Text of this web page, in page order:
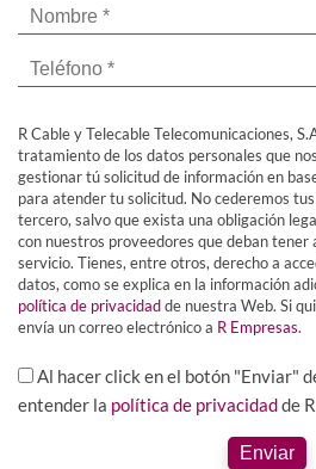
R Cable y Telecable Telecomunicaciones,
tratamiento de los datos personales que
gestionar tú solicitud de información en
para atender tu solicitud. No cederemos
tercero, salvo que exista una obligación
con nuestros proveedores que deban tener
servicio. Tienes, entre otros, derecho a
datos, como se explica en la información
política de privacidadde nuestra Web. Si
envía un correo electrónico a R Empresas.
Al hacer click en el botón "Enviar"
entender la política de privacidadde
Enviar